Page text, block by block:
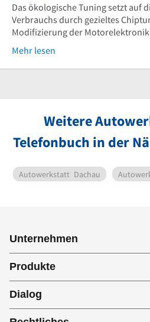
Das ökologische Tuning setzt auf
Verbrauchs durch gezieltes
Modifizierung der
Mehr lesen
Weitere
Telefonbuch in der
Autowerkstatt Dachau
Unternehmen
Produkte
Dialog